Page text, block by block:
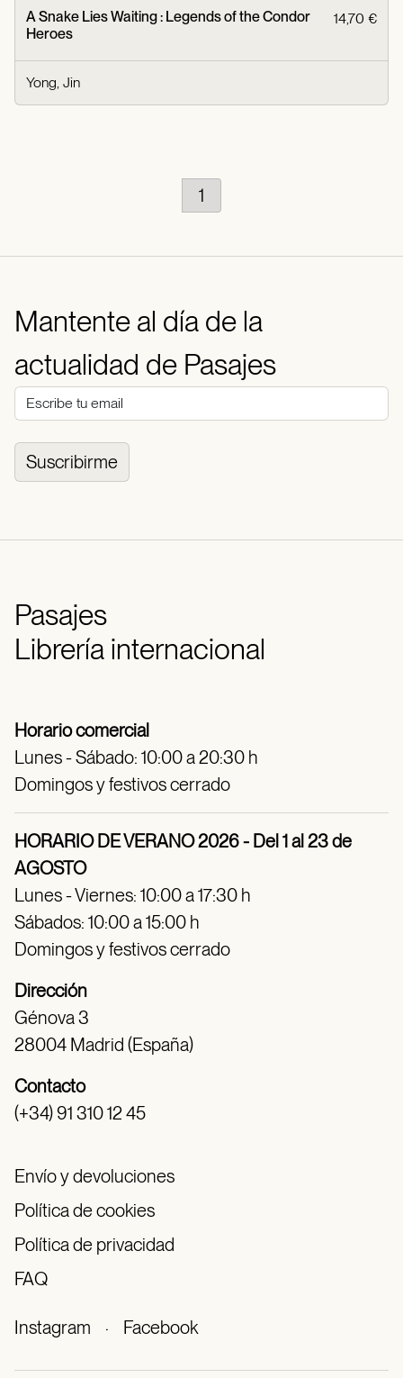
A Snake Lies Waiting : Legends of the Condor
Heroes
14,70 €
Yong, Jin
1
Mantente al día de la
actualidad de Pasajes
Suscribirme
Pasajes
Librería internacional
Horario comercial
Lunes - Sábado: 10:00 a 20:30 h
Domingos y festivos cerrado
HORARIO DE VERANO 2026 - Del 1 al 23 de
AGOSTO
Lunes - Viernes: 10:00 a 17:30 h
Sábados: 10:00 a 15:00 h
Domingos y festivos cerrado
Dirección
Génova 3
28004 Madrid (España)
Contacto
(+34) 91 310 12 45
Envío y devoluciones
Política de cookies
Política de privacidad
FAQ
Instagram · Facebook